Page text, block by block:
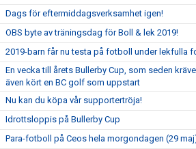
Dags för eftermiddagsverksamhet igen!
OBS byte av träningsdag för Boll & lek 2019!
2019-barn får nu testa på fotboll under lekfulla
En vecka till årets Bullerby Cup, som seden
även kört en BC golf som uppstart
Nu kan du köpa vår supportertröja!
Idrottsloppis på Bullerby Cup
Para-fotboll på Ceos hela morgondagen (29